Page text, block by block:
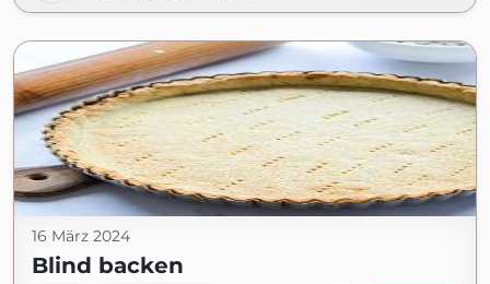
16 März 2024
Blind backen